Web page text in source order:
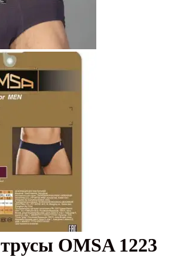
OMSA 1223